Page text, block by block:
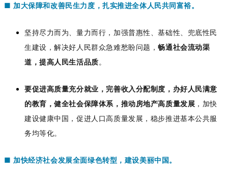
■ 加大保障和改善民生力度，扎实推进全体人民共同富裕。
坚持尽力而为、量力而行，加强普惠性、基础性、兜底性民
生建设，解决好人民群众急难愁盼问题，畅通社会流动渠
道，提高人民生活品质。
要促进高质量充分就业，完善收入分配制度，办好人民满意
的教育，健全社会保障体系，推动房地产高质量发展 ，加快
建设健康中国，促进人口高质量发展，稳步推进基本公共服
务均等化。
■ 加快经济社会发展全面绿色转型，建设美丽中国。